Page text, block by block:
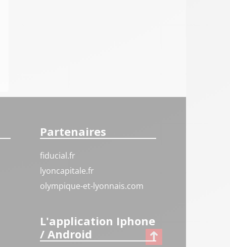
Partenaires
fiducial.fr
lyoncapitale.fr
olympique-et-lyonnais.com
L'application Iphone
/ Android